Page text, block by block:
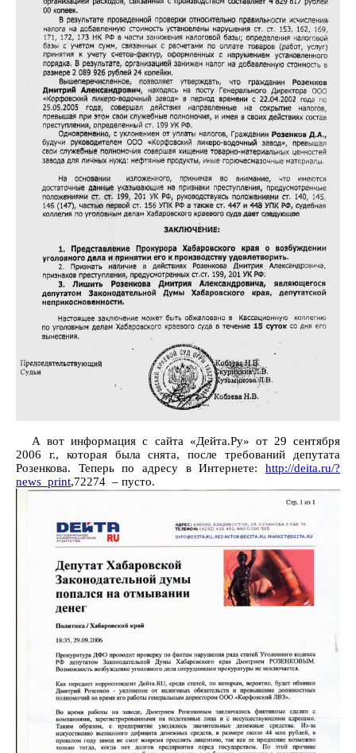
А вот информация с сайта «Дейта.Ру» от 29 сентября
2006 г., которая была снята, после требований депутата
Розенкова. Теперь по адресу в Интернете: http://deita.ru/?
news_print,72274 – пусто.